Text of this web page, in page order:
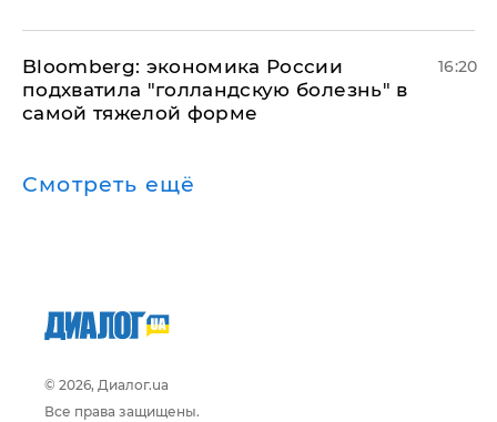
Bloomberg: экономика России
подхватила "голландскую болезнь" в
самой тяжелой форме
16:20
Смотреть ещё
© 2026, Диалог.ua
Все права защищены.